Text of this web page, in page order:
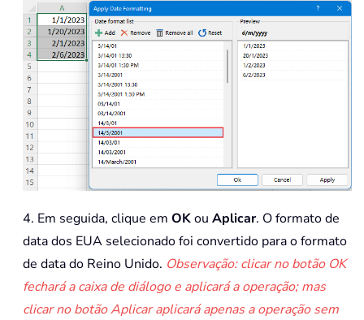
4. Em seguida, clique em OKou Aplicar. O formato de
data dos EUA selecionado foi convertido para o formato
de data do Reino Unido. Observação: clicar no botão OK
fechará a caixa de diálogo e aplicará a operação; mas
clicar no botão Aplicar aplicará apenas a operação sem